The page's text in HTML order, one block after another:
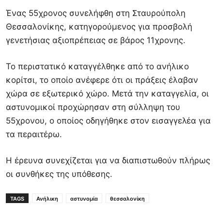
Ένας 55χρονος συνελήφθη στη Σταυρούπολη
Θεσσαλονίκης, κατηγορούμενος για προσβολή
γενετήσιας αξιοπρέπειας σε βάρος 11χρονης.
Το περιστατικό καταγγέλθηκε από το ανήλικο
κορίτσι, το οποίο ανέφερε ότι οι πράξεις έλαβαν
χώρα σε εξωτερικό χώρο. Μετά την καταγγελία, οι
αστυνομικοί προχώρησαν στη σύλληψη του
55χρονου, ο οποίος οδηγήθηκε στον εισαγγελέα για
τα περαιτέρω.
Η έρευνα συνεχίζεται για να διαπιστωθούν πλήρως
οι συνθήκες της υπόθεσης.
TAGS Ανήλικη αστυνομία
θεσσαλονίκη